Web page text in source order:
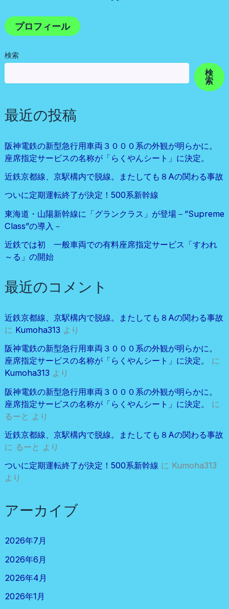
プロフィール
検索
検
索
最近の投稿
阪神電鉄の新型急行用車両３０００系の外観が明らかに。
座席指定サービスの名称が「らくやんシート」に決定。
近鉄京都線、京駅構内で脱線。またしても８Aの関わる事故
ついに定期運転終了が決定！500系新幹線
東海道・山陽新幹線に「グランクラス」が登場－”Supreme
Class”の導入－
近鉄では初 一般車両での有料座席指定サービス「すわれ
～る」の開始
最近のコメント
近鉄京都線、京駅構内で脱線。またしても８Aの関わる事故
に Kumoha313 より
阪神電鉄の新型急行用車両３０００系の外観が明らかに。
座席指定サービスの名称が「らくやんシート」に決定。
に
Kumoha313 より
阪神電鉄の新型急行用車両３０００系の外観が明らかに。
座席指定サービスの名称が「らくやんシート」に決定。
に
るーと より
近鉄京都線、京駅構内で脱線。またしても８Aの関わる事故
に るーと より
ついに定期運転終了が決定！500系新幹線 に Kumoha313
より
アーカイブ
2026年7月
2026年6月
2026年4月
2026年1月